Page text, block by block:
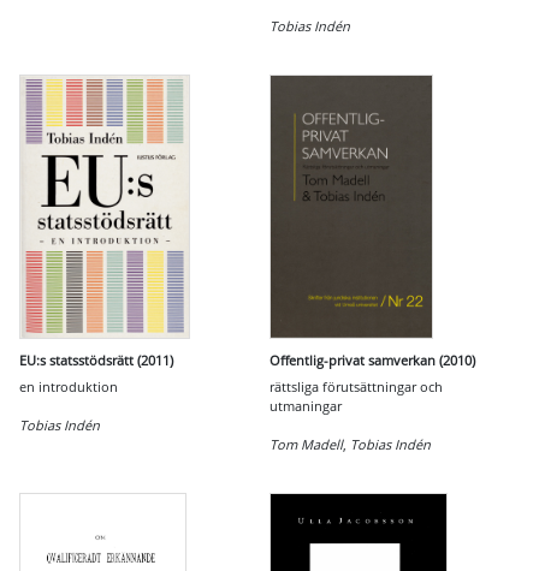
Tobias Indén
EU:s statsstödsrätt (2011)
en introduktion
Tobias Indén
Offentlig-privat samverkan (2010)
rättsliga förutsättningar och
utmaningar
Tom Madell, Tobias Indén